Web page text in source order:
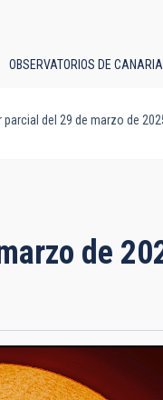
OBSERVATORIOS DE
parcial del 29 de marzo de
de